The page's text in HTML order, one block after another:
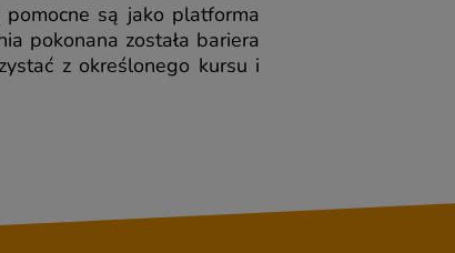
są jako platforma
pokonana została bariera
z określonego kursu i